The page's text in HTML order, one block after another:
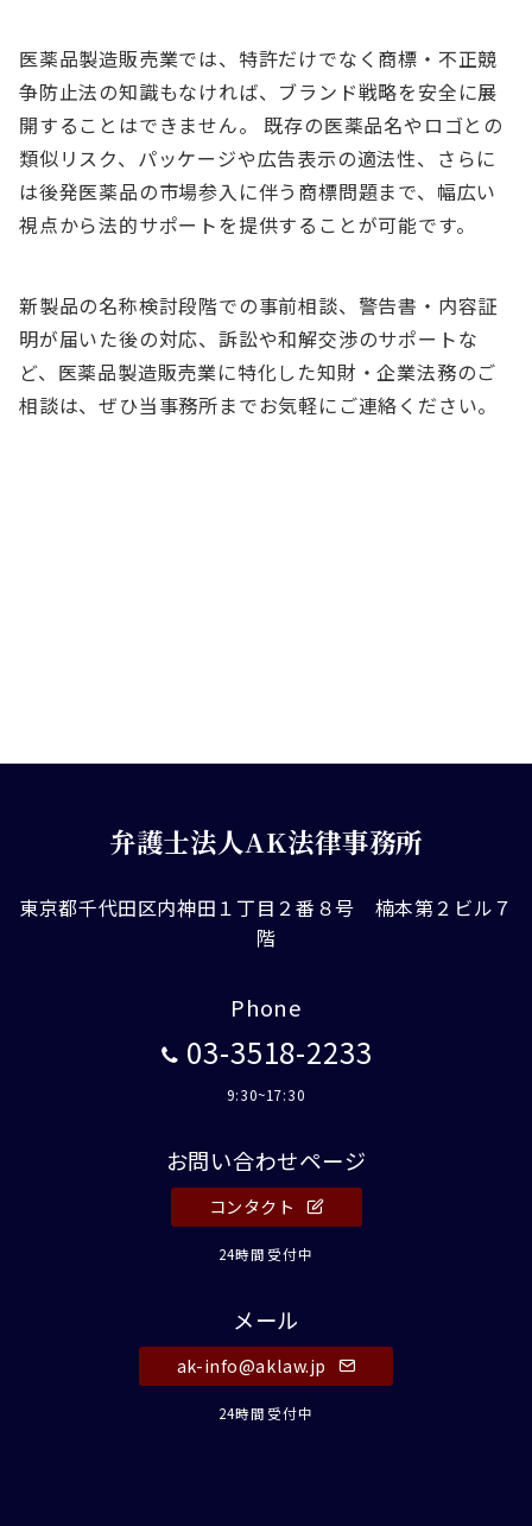
医薬品製造販売業では、特許だけでなく商標・不正競
争防止法の知識もなければ、ブランド戦略を安全に展
開することはできません。 既存の医薬品名やロゴとの
類似リスク、パッケージや広告表示の適法性、さらに
は後発医薬品の市場参入に伴う商標問題まで、幅広い
視点から法的サポートを提供することが可能です。
新製品の名称検討段階での事前相談、警告書・内容証
明が届いた後の対応、訴訟や和解交渉のサポートな
ど、医薬品製造販売業に特化した知財・企業法務のご
相談は、ぜひ当事務所までお気軽にご連絡ください。
弁護士法人AK法律事務所
東京都千代田区内神田１丁目２番８号 楠本第２ビル７
階
Phone
03-3518-2233
9:30~17:30
お問い合わせページ
コンタクト
24時間受付中
メール
ak-info@aklaw.jp
24時間受付中